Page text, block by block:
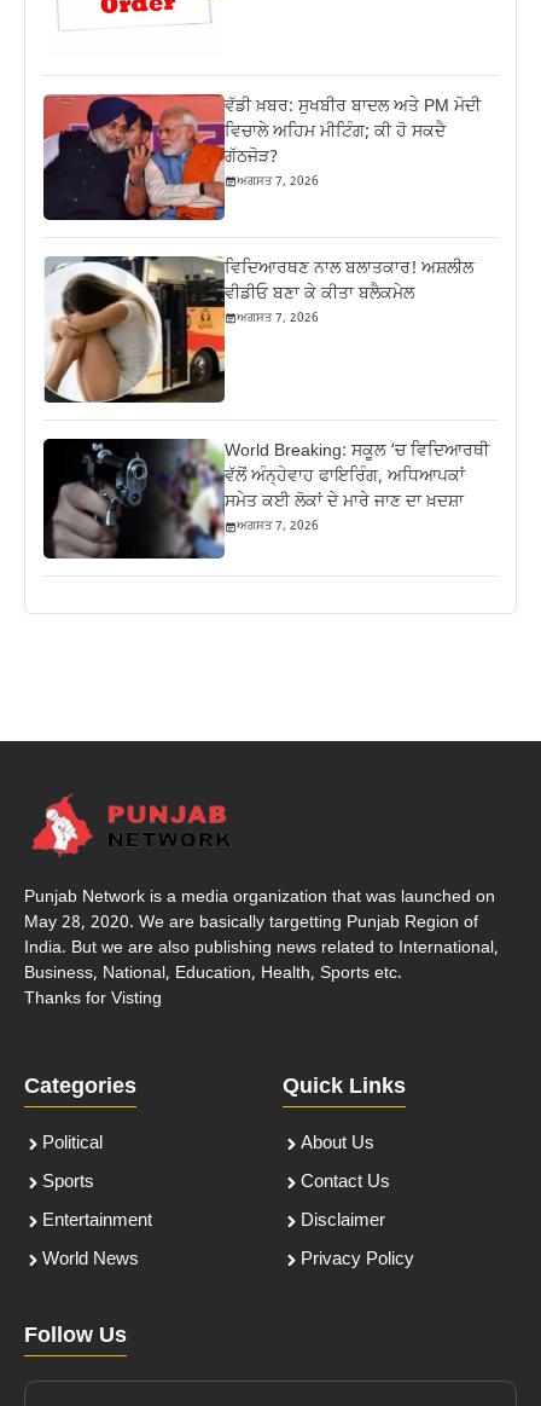
ਵੱਡੀ ਖ਼ਬਰ: ਸੁਖਬੀਰ ਬਾਦਲ ਅਤੇ PM ਮੋਦੀ
ਵਿਚਾਲੇ ਅਹਿਮ ਮੀਟਿੰਗ; ਕੀ ਹੋ ਸਕਦੈ
ਗੱਠਜੋੜ?
ਅਗਸਤ 7, 2026
ਵਿਦਿਆਰਥਣ ਨਾਲ ਬਲਾਤਕਾਰ! ਅਸ਼ਲੀਲ
ਵੀਡੀਓ ਬਣਾ ਕੇ ਕੀਤਾ ਬਲੈਕਮੇਲ
ਅਗਸਤ 7, 2026
World Breaking: ਸਕੂਲ ‘ਚ ਵਿਦਿਆਰਥੀ
ਵੱਲੋਂ ਅੰਨ੍ਹੇਵਾਹ ਫਾਇਰਿੰਗ, ਅਧਿਆਪਕਾਂ
ਸਮੇਤ ਕਈ ਲੋਕਾਂ ਦੇ ਮਾਰੇ ਜਾਣ ਦਾ ਖ਼ਦਸ਼ਾ
ਅਗਸਤ 7, 2026
Punjab Network is a media organization that was launched on
May 28, 2020. We are basically targetting Punjab Region of
India. But we are also publishing news related to International,
Business, National, Education, Health, Sports etc.
Thanks for Visting
Categories
Political
Sports
Entertainment
World News
Quick Links
About Us
Contact Us
Disclaimer
Privacy Policy
Follow Us